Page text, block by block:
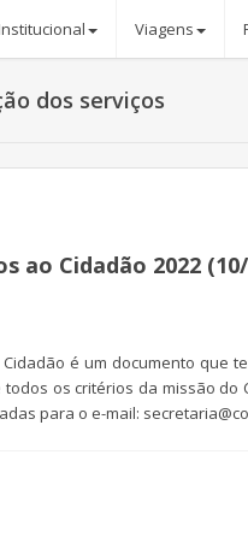
Viagens
dos serviços
ao Cidadão 2022
Cidadão é um documento que
os critérios da missão
para o e-mail: